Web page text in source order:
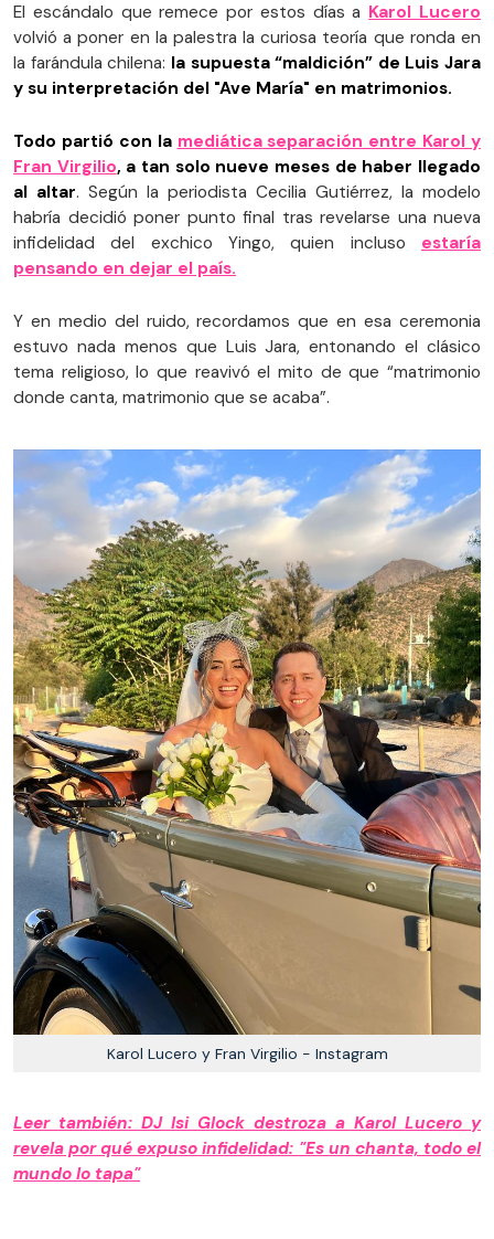
El escándalo que remece por estos días a Karol Lucero
volvió a poner en la palestra la curiosa teoría que ronda en
la farándula chilena: la supuesta “maldición” de Luis Jara
y su interpretación del "Ave María" en matrimonios.
Todo partió con la mediática separación entre Karol y
Fran Virgilio, a tan solo nueve meses de haber llegado
al altar. Según la periodista Cecilia Gutiérrez, la modelo
habría decidió poner punto final tras revelarse una nueva
infidelidad del exchico Yingo, quien incluso estaría
pensando en dejar el país.
Y en medio del ruido, recordamos que en esa ceremonia
estuvo nada menos que Luis Jara, entonando el clásico
tema religioso, lo que reavivó el mito de que “matrimonio
donde canta, matrimonio que se acaba”.
Karol Lucero y Fran Virgilio - Instagram
Leer también: DJ Isi Glock destroza a Karol Lucero y
revela por qué expuso infidelidad: "Es un chanta, todo el
mundo lo tapa"